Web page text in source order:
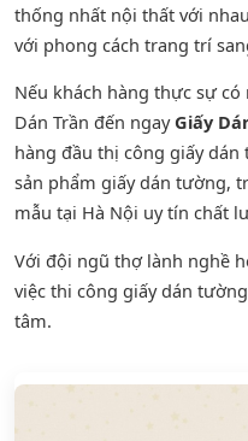
thống nhất nội thất với
với phong cách trang trí
Nếu khách hàng thực sự
Dán Trần đến ngayGiấy
hàng đầu thị công giấy
sản phẩm giấy dán tường,
mẫu tại Hà Nội uy tín chất
Với đội ngũ thợ lành nghề
việc thi công giấy dán
tâm.